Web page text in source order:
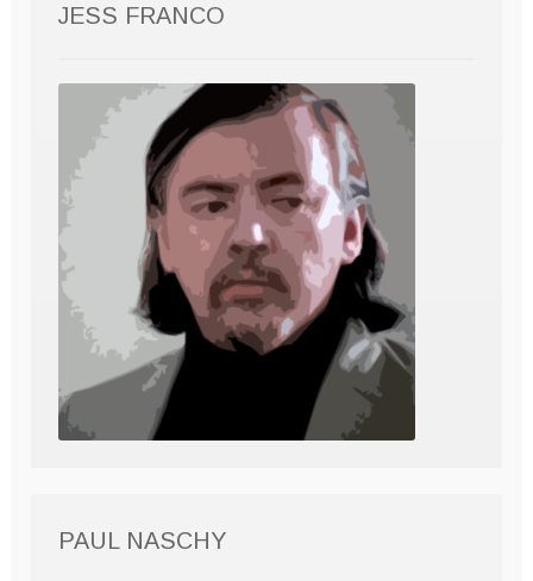
JESS FRANCO
PAUL NASCHY